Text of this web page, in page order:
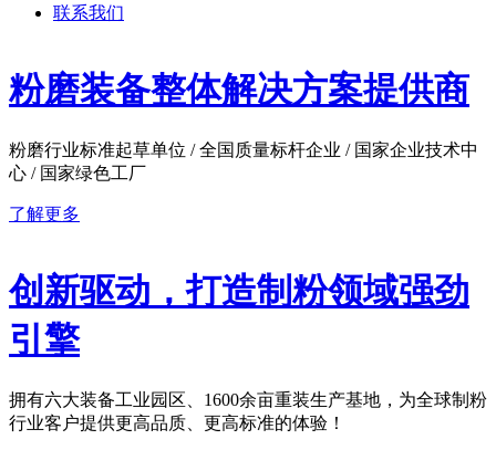
联系我们
粉磨装备整体解决方案提供商
粉磨行业标准起草单位 / 全国质量标杆企业 / 国家企业技术中
心 / 国家绿色工厂
了解更多
创新驱动，打造制粉领域强劲
引擎
拥有六大装备工业园区、1600余亩重装生产基地，为全球制粉
行业客户提供更高品质、更高标准的体验！